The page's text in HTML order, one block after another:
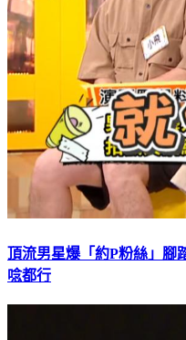
頂流男星爆「約P粉絲」腳
唸都行